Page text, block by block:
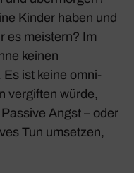
Kinder haben und
es meis­tern? Im
keinen
Es ist keine omni­
vergiften würde,
Angst – oder
Tun umsetzen,